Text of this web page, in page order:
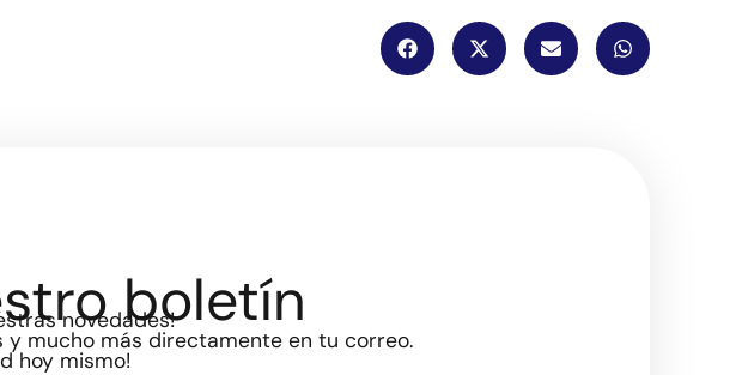
boletín
novedades!
mucho más directamente en tu correo.
hoy mismo!